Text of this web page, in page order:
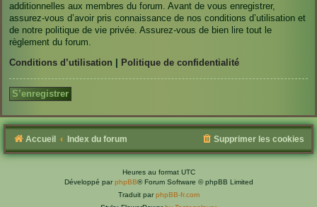
additionnelles aux membres du forum. Avant de vous enregistrer,
assurez-vous d’avoir pris connaissance de nos conditions d’utilisation et
de notre politique de vie privée. Assurez-vous de bien lire tout le
règlement du forum.
Conditions d’utilisation Politique de confidentialité
S’enregistrer
Accueil Index du forum Supprimer les cookies
Heures au format UTC
Développé par phpBB® Forum Software © phpBB Limited
Traduit par phpBB-fr.com